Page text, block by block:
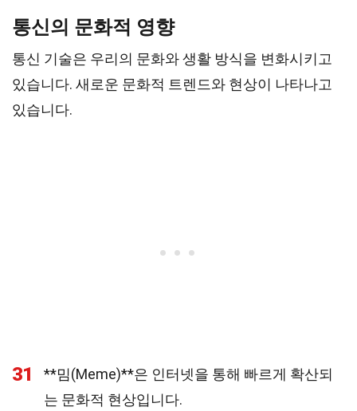
통신의 문화적 영향
통신 기술은 우리의 문화와 생활 방식을 변화시키고
있습니다. 새로운 문화적 트렌드와 현상이 나타나고
있습니다.
31
**밈(Meme)**은 인터넷을 통해 빠르게 확산되
는 문화적 현상입니다.